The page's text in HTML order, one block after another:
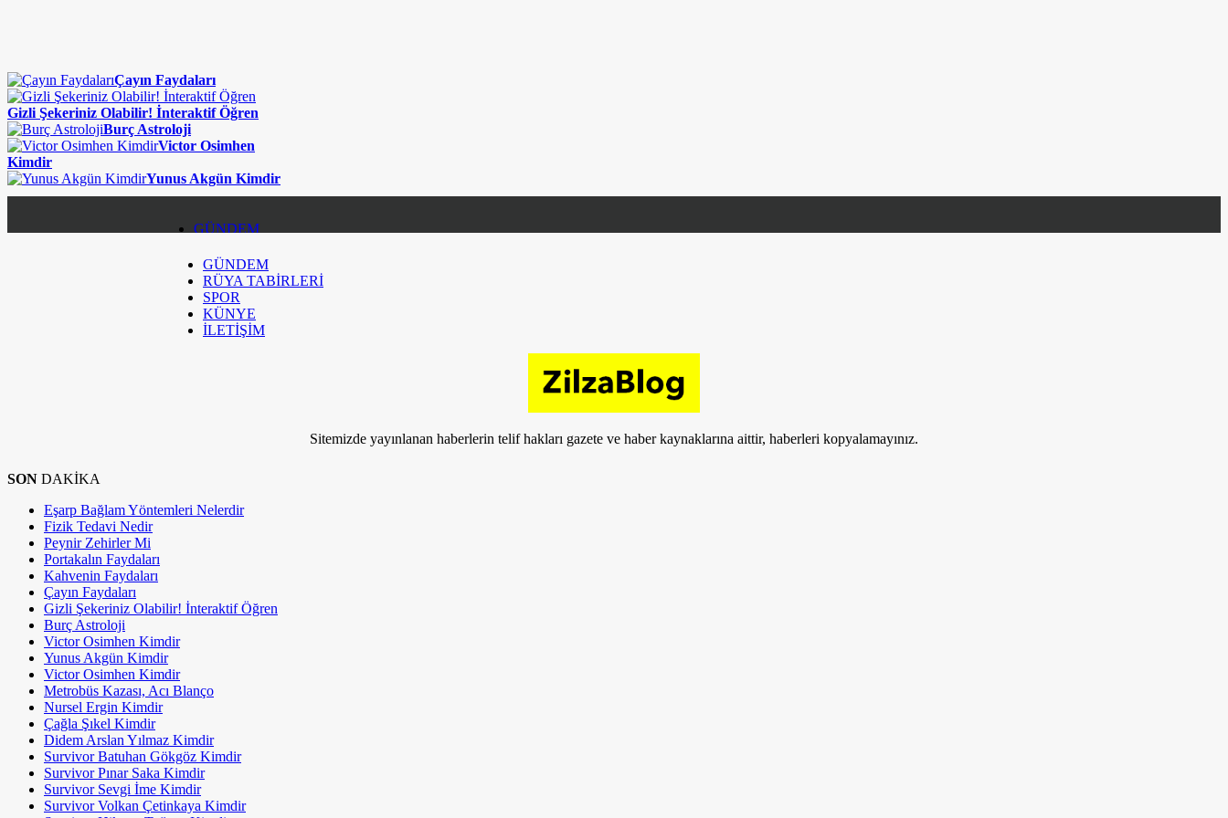
Çayın Faydaları
Gizli Şekeriniz Olabilir! İnteraktif Öğren
Burç Astroloji
Victor Osimhen
Kimdir
Yunus Akgün Kimdir
GÜNDEM
RÜYA TABİRLERİ
SPOR
KÜNYE
GÜNDEM
RÜYA TABİRLERİ
SPOR
KÜNYE
İLETİŞİM
Sitemizde yayınlanan haberlerin telif hakları gazete ve haber kaynaklarına aittir, haberleri kopyalamayınız.
SON DAKİKA
Eşarp Bağlam Yöntemleri Nelerdir
Fizik Tedavi Nedir
Peynir Zehirler Mi
Portakalın Faydaları
Kahvenin Faydaları
Çayın Faydaları
Gizli Şekeriniz Olabilir! İnteraktif Öğren
Burç Astroloji
Victor Osimhen Kimdir
Yunus Akgün Kimdir
Victor Osimhen Kimdir
Metrobüs Kazası, Acı Blanço
Nursel Ergin Kimdir
Çağla Şıkel Kimdir
Didem Arslan Yılmaz Kimdir
Survivor Batuhan Gökgöz Kimdir
Survivor Pınar Saka Kimdir
Survivor Sevgi İme Kimdir
Survivor Volkan Çetinkaya Kimdir